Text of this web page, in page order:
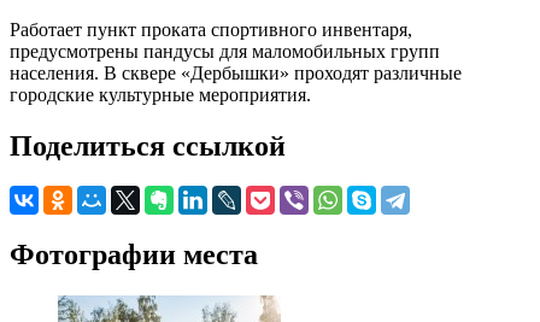
Работает пункт проката спортивного инвентаря,
предусмотрены пандусы для маломобильных групп
населения. В сквере «Дербышки» проходят различные
городские культурные мероприятия.
Поделиться ссылкой
Фотографии места